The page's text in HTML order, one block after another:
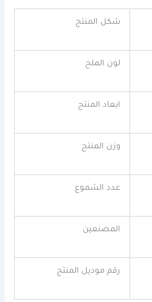
شكل المنتج
لون الملح
ابعاد المنتج
وزن المنتج
عدد الشموع
المصنعين
رقم موديل المنتج